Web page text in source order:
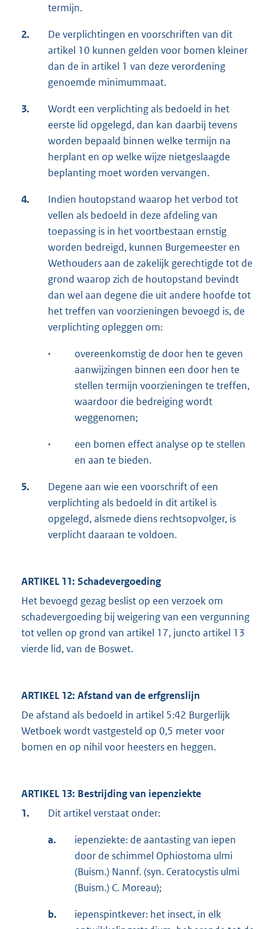
termijn.
2.
De verplichtingen en voorschriften van dit
artikel 10 kunnen gelden voor bomen kleiner
dan de in artikel 1 van deze verordening
genoemde minimummaat.
3.
Wordt een verplichting als bedoeld in het
eerste lid opgelegd, dan kan daarbij tevens
worden bepaald binnen welke termijn na
herplant en op welke wijze nietgeslaagde
beplanting moet worden vervangen.
4.
Indien houtopstand waarop het verbod tot
vellen als bedoeld in deze afdeling van
toepassing is in het voortbestaan ernstig
worden bedreigd, kunnen Burgemeester en
Wethouders aan de zakelijk gerechtigde tot de
grond waarop zich de houtopstand bevindt
dan wel aan degene die uit andere hoofde tot
het treffen van voorzieningen bevoegd is, de
verplichting opleggen om:
·
overeenkomstig de door hen te geven
aanwijzingen binnen een door hen te
stellen termijn voorzieningen te treffen,
waardoor die bedreiging wordt
weggenomen;
·
een bomen effect analyse op te stellen
en aan te bieden.
5.
Degene aan wie een voorschrift of een
verplichting als bedoeld in dit artikel is
opgelegd, alsmede diens rechtsopvolger, is
verplicht daaraan te voldoen.
ARTIKEL 11: Schadevergoeding
Het bevoegd gezag beslist op een verzoek om
schadevergoeding bij weigering van een vergunning
tot vellen op grond van artikel 17, juncto artikel 13
vierde lid, van de Boswet.
ARTIKEL 12: Afstand van de erfgrenslijn
De afstand als bedoeld in artikel 5:42 Burgerlijk
Wetboek wordt vastgesteld op 0,5 meter voor
bomen en op nihil voor heesters en heggen.
ARTIKEL 13: Bestrijding van iepenziekte
1.
Dit artikel verstaat onder:
a.
iepenziekte: de aantasting van iepen
door de schimmel Ophiostoma ulmi
(Buism.) Nannf. (syn. Ceratocystis ulmi
(Buism.) C. Moreau);
b.
iepenspintkever: het insect, in elk